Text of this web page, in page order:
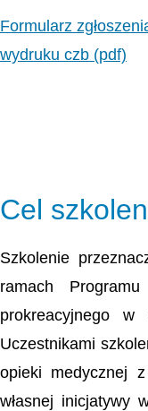
Formularz
wydruku czb (pdf)
Cel
Szkolenie
ramach
prokreacyjnego
Uczestnikami
opieki medycznej
własnej inicjatywy